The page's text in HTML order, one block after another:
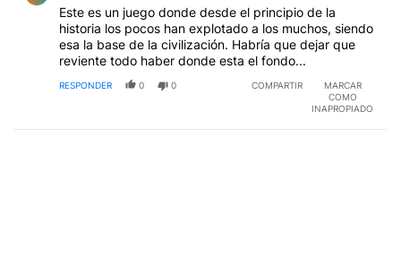
Este es un juego donde desde el principio de la
historia los pocos han explotado a los muchos, siendo
esa la base de la civilización. Habría que dejar que
reviente todo haber donde esta el fondo...
RESPONDER 0 0 COMPARTIR
MARCAR
COMO
INAPROPIADO